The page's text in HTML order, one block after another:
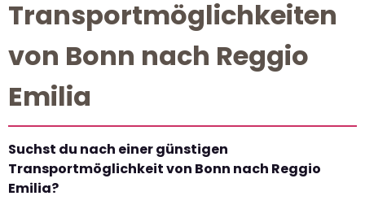
Transportmöglichkeiten
von Bonn nach Reggio
Emilia
Suchst du nach einer günstigen
Transportmöglichkeit von Bonn nach Reggio
Emilia?